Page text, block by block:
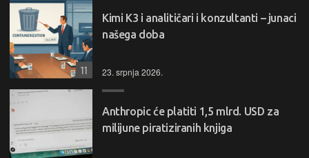
Kimi K3 i analitičari i konzultanti – junaci
našega doba
23. srpnja 2026.
11
Anthropic će platiti 1,5 mlrd. USD za
milijune piratiziranih knjiga